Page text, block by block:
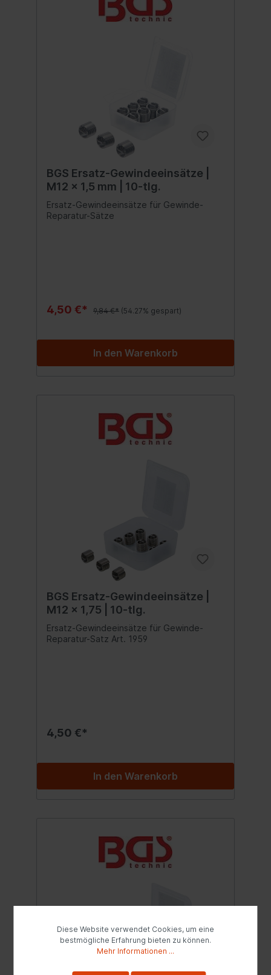
BGS Ersatz-Gewindeeinsätze |
M12 x 1,5 mm | 10-tlg.
Ersatz-Gewindeeinsätze für Gewinde-
Reparatur-Sätze
4,50 €* 9,84 €* (54.27% gespart)
In den Warenkorb
BGS Ersatz-Gewindeeinsätze |
M12 x 1,75 | 10-tlg.
Ersatz-Gewindeeinsätze für Gewinde-
Reparatur-Satz Art. 1959
4,50 €*
In den Warenkorb
Diese Website verwendet Cookies, um eine
bestmögliche Erfahrung bieten zu können.
Mehr Informationen ...